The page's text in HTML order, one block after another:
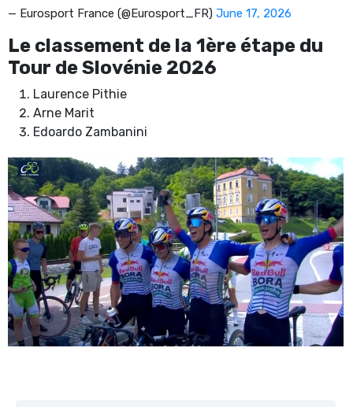
— Eurosport France (@Eurosport_FR) June 17, 2026
Le classement de la 1ère étape du
Tour de Slovénie 2026
Laurence Pithie
Arne Marit
Edoardo Zambanini